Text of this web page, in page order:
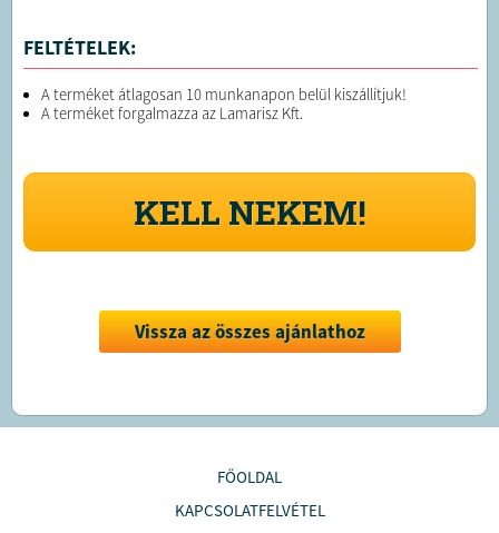
FELTÉTELEK:
A terméket átlagosan 10 munkanapon belül kiszállítjuk!
A terméket forgalmazza az Lamarisz Kft.
KELL NEKEM!
Vissza az összes ajánlathoz
FŐOLDAL
KAPCSOLATFELVÉTEL